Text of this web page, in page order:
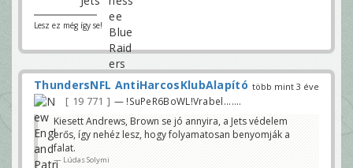
Lesz ez még így se!
több mint 3 éve
ThundersNFL AntiHarcosKlubAlapító
19 771 — !SuPeR6BoWL!Vrabel.......
Kiesett Andrews, Brown se jó annyira, a Jets védelem
erős, így nehéz lesz, hogy folyamatosan benyomják a
falat.
Lúdas Solymi